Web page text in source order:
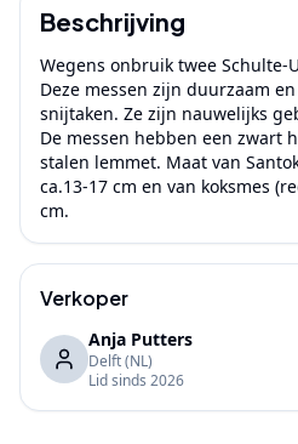
Beschrijving
Wegens onbruik twee Schulte-
Deze messen zijn duurzaam
snijtaken. Ze zijn nauwelijks
De messen hebben een zwart
stalen lemmet. Maat van
ca.13-17 cm en van koksmes
Verkoper
Anja Putters
Delft(NL)
Lid sinds 2026